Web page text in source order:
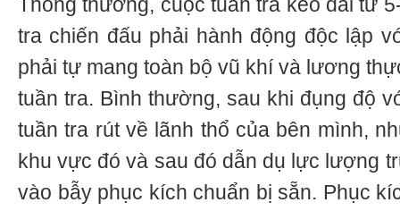
tra chiến đấu phải hành động độc lập
phải tự mang toàn bộ vũ khí và lương
tuần tra. Bình thường, sau khi đụng độ
tuần tra rút về lãnh thổ của bên mình,
khu vực đó và sau đó dẫn dụ lực lượng
vào bẫy phục kích chuẩn bị sẵn. Phục